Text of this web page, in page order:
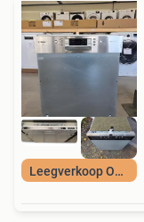
Leegverkoop OP=OP